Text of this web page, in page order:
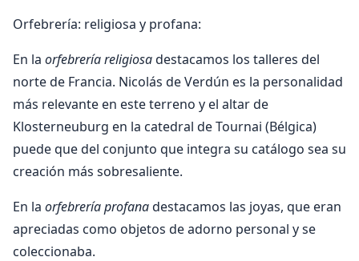
Orfebrería: religiosa y profana:
En la orfebrería religiosadestacamos los talleres del
norte de Francia. Nicolás de Verdún es la personalidad
más relevante en este terreno y el altar de
Klosterneuburg en la catedral de Tournai (Bélgica)
puede que del conjunto que integra su catálogo sea su
creación más sobresaliente.
En la orfebrería profanadestacamos las joyas, que eran
apreciadas como objetos de adorno personal y se
coleccionaba.